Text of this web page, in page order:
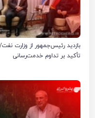
بازدید رئیس‌جمهور از وزارت نفت/
تأکید بر تداوم خدمت‌رسانی